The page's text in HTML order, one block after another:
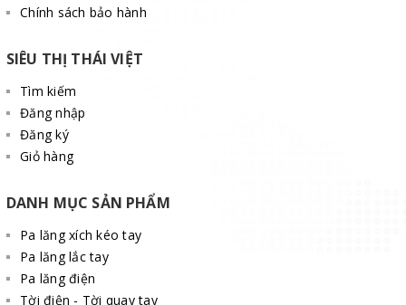
Chính sách bảo hành
SIÊU THỊ THÁI VIỆT
Tìm kiếm
Đăng nhập
Đăng ký
Giỏ hàng
DANH MỤC SẢN PHẨM
Pa lăng xích kéo tay
Pa lăng lắc tay
Pa lăng điện
Tời điện - Tời quay tay